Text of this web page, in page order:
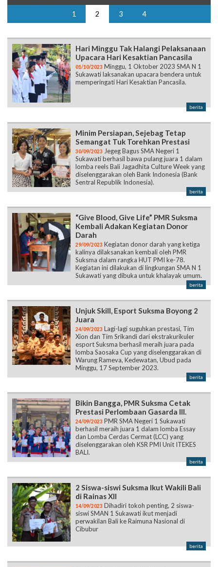
1 2 3 4
Hari Minggu Tak Halangi Pelaksanaan
Upacara Hari Kesaktian Pancasila
01/10/2023 Minggu, 1 Oktober 2023 SMA N 1
Sukawati laksanakan upacara bendera untuk
memperingati Hari Kesaktian Pancasila.
berita
Minim Persiapan, Sejebag Tetap
Semangat Tuk Torehkan Prestasi
30/09/2023 Jegeg Bagus SMA Negeri 1
Sukawati berhasil bawa pulang juara 1 dalam
lomba reels Bali Jagadhita Culture Week yang
diselenggarakan oleh Bank Indonesia (Bank
Sentral Republik Indonesia).
berita
“Give Blood, Give Life” PMR Suksma
Kembali Adakan Kegiatan Donor
Darah
29/09/2023 Kegiatan donor darah yang ketiga
kalinya dilaksanakan kembali oleh PMR
Suksma dalam rangka HUT PMI ke-78.
Kegiatan ini dilakukan di lingkungan SMA N 1
Sukawati yang dibuka untuk khalayak umum.
berita
Unjuk Skill, Esport Suksma Boyong 2
Juara
24/09/2023 Lagi-lagi suguhkan prestasi, Tim
Xion dan Tim Srikandi dari ekstrakurikuler
esport Suksma berhasil meraih juara pada
lomba Saosaka Cup yang diselenggarakan di
Warung Rameva, Kedewatan, Ubud pada
Minggu, 17 September 2023.
berita
Bikin Bangga, PMR Suksma Cetak
Prestasi Perlombaan Gasarda III.
24/09/2023 PMR SMA Negeri 1 Sukawati
berhasil meraih juara 1 dalam lomba Essay
dan Lomba Cerdas Cermat (LCC) yang
diselenggarakan oleh KSR PMI Unit ITEKES
BALI.
berita
2 Siswa-siswi Suksma Ikut Wakili Bali
di Rainas XII
14/09/2023 Dihadiri tokoh penting, 2 siswa-
siswi SMAN 1 Sukawati ikut menjadi
perwakilan Bali ke Raimuna Nasional di
Cibubur
berita